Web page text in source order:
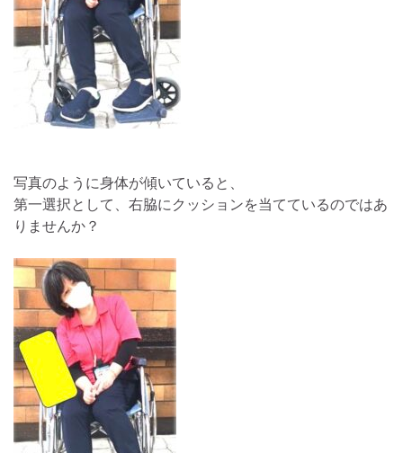
写真のように身体が傾いていると、
第一選択として、右脇にクッションを当てているのではあ
りませんか？